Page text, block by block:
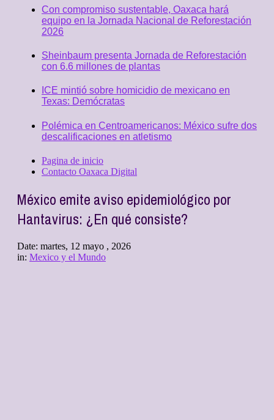
Con compromiso sustentable, Oaxaca hará
equipo en la Jornada Nacional de Reforestación
2026
Sheinbaum presenta Jornada de Reforestación
con 6.6 millones de plantas
ICE mintió sobre homicidio de mexicano en
Texas: Demócratas
Polémica en Centroamericanos: México sufre dos
descalificaciones en atletismo
Pagina de inicio
Contacto Oaxaca Digital
México emite aviso epidemiológico por
Hantavirus: ¿En qué consiste?
Date: martes, 12 mayo , 2026
in: Mexico y el Mundo